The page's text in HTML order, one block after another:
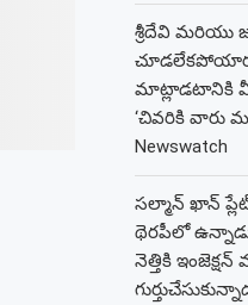
శ్రీదేవి మరియు
మాట్లాడటానికి
‘చివరికి వారు
Newswatch
సల్మాన్ ఖాన్
థెరపీలో
నెత్తికి ఇంజెక్షన్